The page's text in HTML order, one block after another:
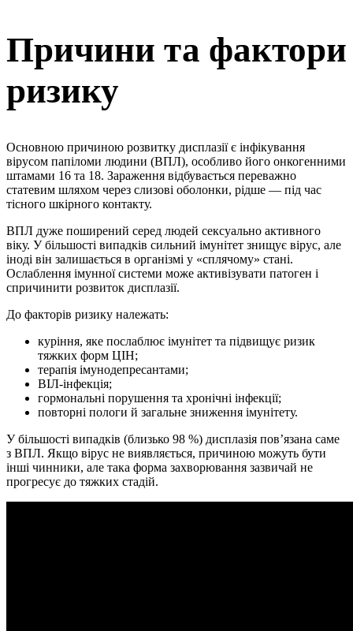
Причини та фактори
ризику
Основною причиною розвитку дисплазії є інфікування
вірусом папіломи людини (ВПЛ), особливо його онкогенними
штамами 16 та 18. Зараження відбувається переважно
статевим шляхом через слизові оболонки, рідше — під час
тісного шкірного контакту.
ВПЛ дуже поширений серед людей сексуально активного
віку. У більшості випадків сильний імунітет знищує вірус, але
іноді він залишається в організмі у «сплячому» стані.
Ослаблення імунної системи може активізувати патоген і
спричинити розвиток дисплазії.
До факторів ризику належать:
куріння, яке послаблює імунітет та підвищує ризик
тяжких форм ЦІН;
терапія імунодепресантами;
ВІЛ-інфекція;
гормональні порушення та хронічні інфекції;
повторні пологи й загальне зниження імунітету.
У більшості випадків (близько 98 %) дисплазія пов’язана саме
з ВПЛ. Якщо вірус не виявляється, причиною можуть бути
інші чинники, але така форма захворювання зазвичай не
прогресує до тяжких стадій.